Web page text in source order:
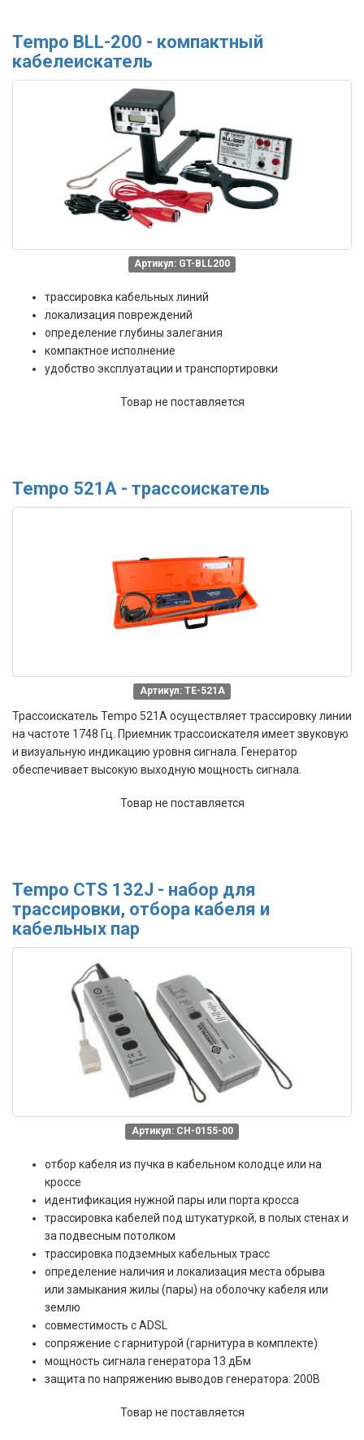
Tempo BLL-200 - компактный
кабелеискатель
Артикул: GT-BLL200
трассировка кабельных линий
локализация повреждений
определение глубины залегания
компактное исполнение
удобство эксплуатации и транспортировки
Товар не поставляется
Tempo 521A - трассоискатель
Артикул: TE-521A
Трассоискатель Tempo 521A осуществляет трассировку линии
на частоте 1748 Гц. Приемник трассоискателя имеет звуковую
и визуальную индикацию уровня сигнала. Генератор
обеспечивает высокую выходную мощность сигнала.
Товар не поставляется
Tempo CTS 132J - набор для
трассировки, отбора кабеля и
кабельных пар
Артикул: CH-0155-00
отбор кабеля из пучка в кабельном колодце или на
кроссе
идентификация нужной пары или порта кросса
трассировка кабелей под штукатуркой, в полых стенах и
за подвесным потолком
трассировка подземных кабельных трасс
определение наличия и локализация места обрыва
или замыкания жилы (пары) на оболочку кабеля или
землю
совместимость с ADSL
сопряжение с гарнитурой (гарнитура в комплекте)
мощность сигнала генератора 13 дБм
защита по напряжению выводов генератора: 200В
Товар не поставляется